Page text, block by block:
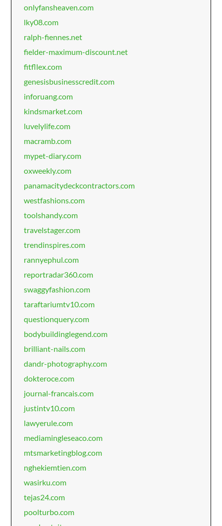
onlyfansheaven.com
lky08.com
ralph-fiennes.net
fielder-maximum-discount.net
fitfllex.com
genesisbusinesscredit.com
inforuang.com
kindsmarket.com
luvelylife.com
macramb.com
mypet-diary.com
oxweekly.com
panamacitydeckcontractors.com
westfashions.com
toolshandy.com
travelstager.com
trendinspires.com
rannyephul.com
reportradar360.com
swaggyfashion.com
taraftariumtv10.com
questionquery.com
bodybuildinglegend.com
brilliant-nails.com
dandr-photography.com
dokteroce.com
journal-francais.com
justintv10.com
lawyerule.com
mediamingleseaco.com
mtsmarketingblog.com
nghekiemtien.com
wasirku.com
tejas24.com
poolturbo.com